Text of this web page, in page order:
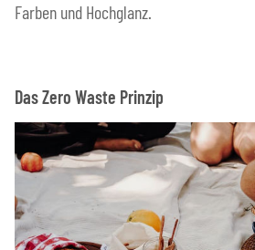
Farben und Hochglanz.
Das Zero Waste Prinzip